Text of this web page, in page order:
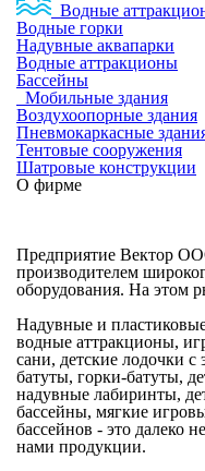
Водные
Водные горки
Надувные аквапарки
Водные аттракционы
Бассейны
Мобильные здания
Воздухоопорные здания
Пневмокаркасные
Тентовые сооружения
Шатровые конструкции
О фирме
Предприятие Вектор
производителем
оборудования. На этом
Надувные и
водные аттракционы,
сани, детские лодочки
батуты, горки-батуты,
надувные лабиринты,
бассейны, мягкие
бассейнов - это далеко
нами продукции.